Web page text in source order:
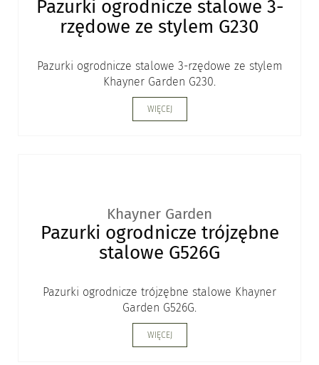
Pazurki ogrodnicze stalowe 3-
rzędowe ze stylem G230
Pazurki ogrodnicze stalowe 3-rzędowe ze stylem
Khayner Garden G230.
WIĘCEJ
Khayner Garden
Pazurki ogrodnicze trójzębne
stalowe G526G
Pazurki ogrodnicze trójzębne stalowe Khayner
Garden G526G.
WIĘCEJ